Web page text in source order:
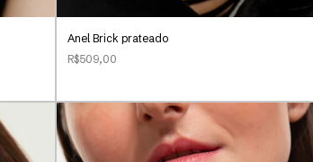
Anel Brick prateado
R$509,00